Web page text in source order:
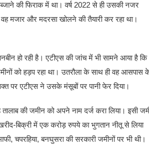
की फिराक में था। वर्ष 2022 से ही उसकी नजर
वह मजार और मदरसा खोलने की तैयारी कर रहा था।
हो रही है। एटीएस की जांच में भी सामने आया है कि
को हड़प रहा था। उतरौला के साथ ही वह आसपास
पर एटीएस ने उसके मंसूबों पर पानी फेर दिया।
की जमीन को अपने नाम दर्ज करा लिया। इसी
बिक्री में एक करोड़ रुपये का भुगतान नीतू से लिया
चपरहिया, बनघुसरा की सरकारी जमीनों पर भी थी।